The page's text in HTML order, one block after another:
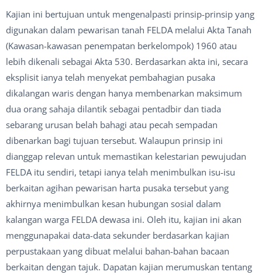
Kajian ini bertujuan untuk mengenalpasti prinsip-prinsip yang
digunakan dalam pewarisan tanah FELDA melalui Akta Tanah
(Kawasan-kawasan penempatan berkelompok) 1960 atau
lebih dikenali sebagai Akta 530. Berdasarkan akta ini, secara
eksplisit ianya telah menyekat pembahagian pusaka
dikalangan waris dengan hanya membenarkan maksimum
dua orang sahaja dilantik sebagai pentadbir dan tiada
sebarang urusan belah bahagi atau pecah sempadan
dibenarkan bagi tujuan tersebut. Walaupun prinsip ini
dianggap relevan untuk memastikan kelestarian pewujudan
FELDA itu sendiri, tetapi ianya telah menimbulkan isu-isu
berkaitan agihan pewarisan harta pusaka tersebut yang
akhirnya menimbulkan kesan hubungan sosial dalam
kalangan warga FELDA dewasa ini. Oleh itu, kajian ini akan
menggunapakai data-data sekunder berdasarkan kajian
perpustakaan yang dibuat melalui bahan-bahan bacaan
berkaitan dengan tajuk. Dapatan kajian merumuskan tentang